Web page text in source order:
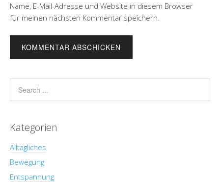
Name, E-Mail-Adresse und Website in diesem Browser
für meinen nächsten Kommentar speichern.
Kategorien
Alltägliches
Bewegung
Entspannung